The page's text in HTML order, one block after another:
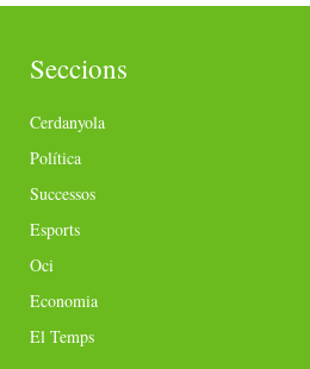
Seccions
Cerdanyola
Política
Successos
Esports
Oci
Economia
El Temps